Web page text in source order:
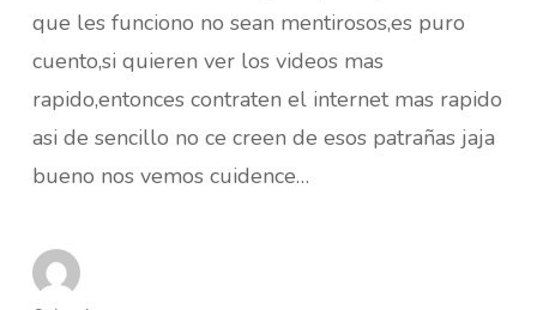
que les funciono no sean mentirosos,es puro
cuento,si quieren ver los videos mas
rapido,entonces contraten el internet mas rapido
asi de sencillo no ce creen de esos patrañas jaja
bueno nos vemos cuidence…